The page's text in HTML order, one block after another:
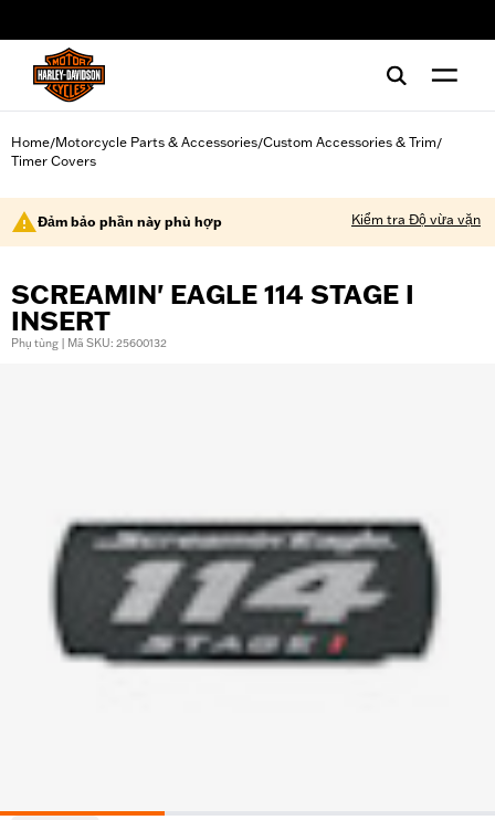
Home/Motorcycle Parts & Accessories/Custom Accessories & Trim/
Timer Covers
Đảm bảo phần này phù hợp Kiểm tra Độ vừa vặn
SCREAMIN' EAGLE 114 STAGE I
INSERT
Phụ tùng | Mã SKU: 25600132